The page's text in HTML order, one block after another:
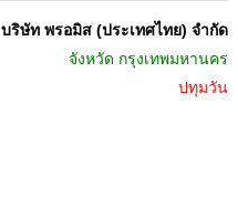
บริษัท พรอมิส (ประเทศไทย) จำกัด
จังหวัด กรุงเทพมหานคร
ปทุมวัน